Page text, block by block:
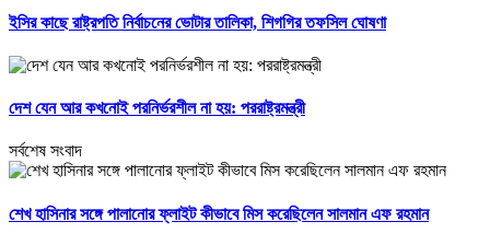
ইসির কাছে রাষ্ট্রপতি নির্বাচনের ভোটার তালিকা, শিগগির তফসিল ঘোষণা
দেশ যেন আর কখনোই পরনির্ভরশীল না হয়: পররাষ্ট্রমন্ত্রী
সর্বশেষ সংবাদ
শেখ হাসিনার সঙ্গে পালানোর ফ্লাইট কীভাবে মিস করেছিলেন সালমান এফ রহমান